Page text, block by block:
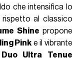
che intensifica lo
al classico
Shine propone
Pink e il vibrante
Ultra Tenue